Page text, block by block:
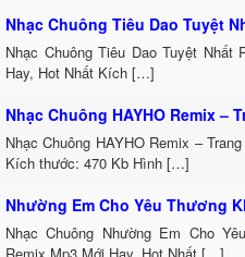
Nhạc Chuông Tiêu Dao Tuyệt
Nhạc Chuông Tiêu Dao Tuyệt
Hay, Hot Nhất Kích […]
Nhạc Chuông HAYHO Remix –
Nhạc Chuông HAYHO Remix –
Kích thước: 470 Kb Hình […]
Nhường Em Cho Yêu Thương
Nhạc Chuông Nhường Em Cho